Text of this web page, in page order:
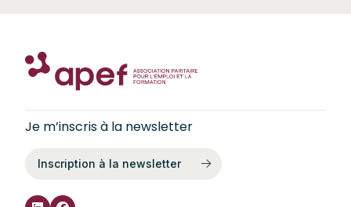
Je m’inscris à la newsletter
Inscription à la newsletter